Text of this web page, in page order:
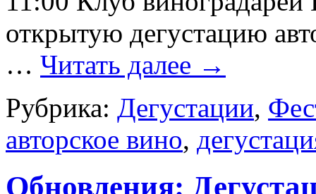
открытую дегустацию
… Читать далее →
Рубрика: Дегустации,
авторское вино,
Обновления: